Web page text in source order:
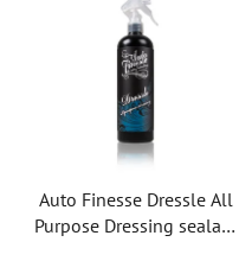
Auto Finesse Dressle All
Purpose Dressing sealant